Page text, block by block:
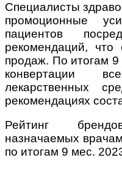
Специалисты
промоционные
пациентов
рекомендаций, что
продаж. По итогам
конвертации
лекарственных
рекомендациях
Рейтинг
назначаемых
по итогам 9 мес.